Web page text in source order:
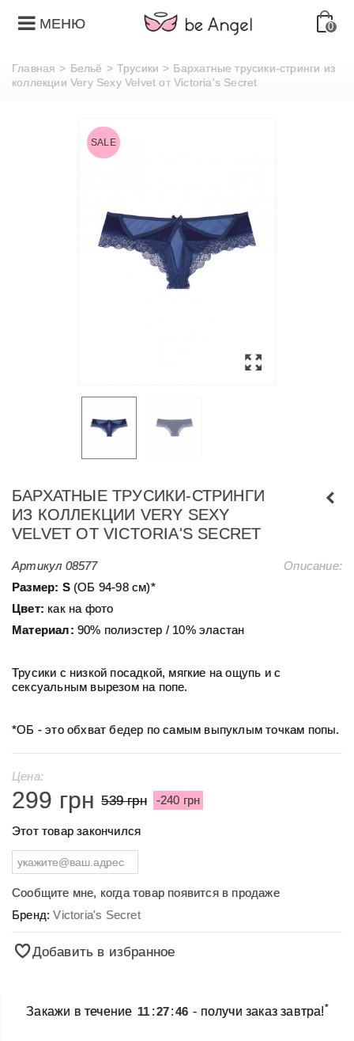
МЕНЮ 0
Главная > Бельё > Трусики > Бархатные трусики-стринги из
коллекции Very Sexy Velvet от Victoria's Secret
SALE
БАРХАТНЫЕ ТРУСИКИ-СТРИНГИ
ИЗ КОЛЛЕКЦИИ VERY SEXY
VELVET ОТ VICTORIA'S SECRET
Артикул 08577
Описание:
Размер: S(ОБ 94-98 см)*
Цвет: как на фото
Материал: 90% полиэстер / 10% эластан
Трусики с низкой посадкой, мягкие на ощупь и с
сексуальным вырезом на попе.
*ОБ - это обхват бедер по самым выпуклым точкам попы.
Цена:
299 грн 539 грн -240 грн
Этот товар закончился
Сообщите мне, когда товар появится в продаже
Бренд:Victoria's Secret
Добавить в избранное
Закажи в течение 11 :27:46 - получи заказ завтра!*